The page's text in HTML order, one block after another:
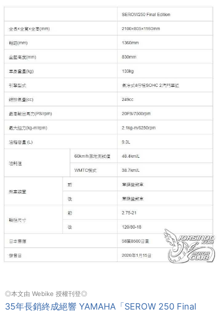
◎本文由 Webike 授權刊登◎
35年長銷終成絕響 YAMAHA「SEROW 250 Final